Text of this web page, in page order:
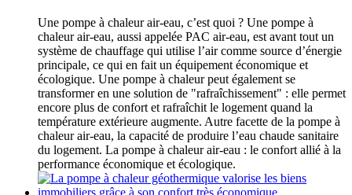
Une pompe à chaleur air-eau, c’est quoi ? Une pompe à
chaleur air-eau, aussi appelée PAC air-eau, est avant tout un
système de chauffage qui utilise l’air comme source d’énergie
principale, ce qui en fait un équipement économique et
écologique. Une pompe à chaleur peut également se
transformer en une solution de "rafraîchissement" : elle permet
encore plus de confort et rafraîchit le logement quand la
température extérieure augmente. Autre facette de la pompe à
chaleur air-eau, la capacité de produire l’eau chaude sanitaire
du logement. La pompe à chaleur air-eau : le confort allié à la
performance économique et écologique.